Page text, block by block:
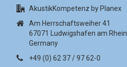
AkustikKompetenz by Planex
Am Herrschaftsweiher 41
67071 Ludwigshafen am Rhein
Germany
+49 (0) 62 37 / 97 62-0